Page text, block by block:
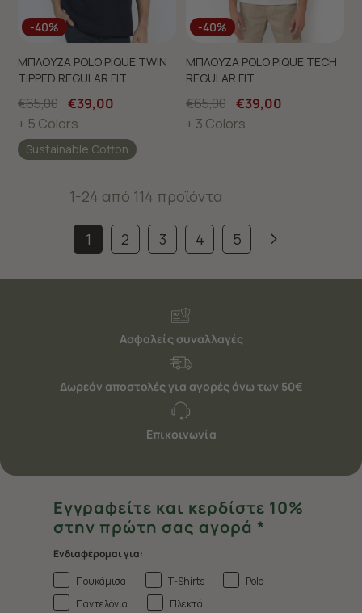
-40%
ΜΠΛΟΥΖΑ POLO PIQUE TWIN
TIPPED REGULAR FIT
€65,00 €39,00
+ 5 Colors
Sustainable Cotton
-40%
ΜΠΛΟΥΖΑ POLO PIQUE TECH
REGULAR FIT
€65,00 €39,00
+ 3 Colors
1-24 από 114 προϊόντα
1 2 3 4 5
Ασφαλείς συναλλαγές
Δωρεάν αποστολές για αγορές άνω των 50€
Επικοινωνία
Εγγραφείτε και κερδίστε 10%
στην πρώτη σας αγορά *
Ενδιαφέρομαι για:
Πουκάμισα
T-Shirts
Polo
Παντελόνια
Πλεκτά